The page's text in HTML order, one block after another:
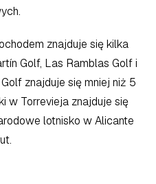
znajduje się kilka
Golf, Las Ramblas Golf i
znajduje się mniej niż 5
w Torrevieja znajduje się
lotnisko w Alicante